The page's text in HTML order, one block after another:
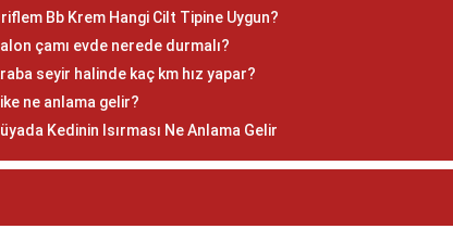
Bb Krem Hangi Cilt Tipine Uygun?
çamı evde nerede durmalı?
seyir halinde kaç km hız yapar?
ne anlama gelir?
Kedinin Isırması Ne Anlama Gelir